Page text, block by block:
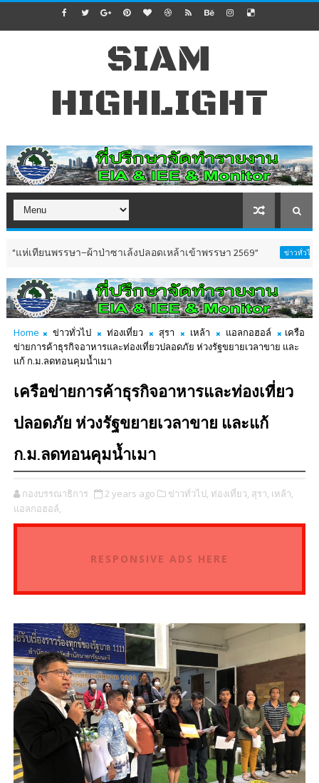
SIAM
HIGHLIGHT
รษา–ผ้าป่าซาเล้งปลอดเหล้าเข้าพรรษา 2569” ข่าวทั่วไป ชาววัด
Home ข่าวทั่วไป ท่องเที่ยว สุรา เหล้า แอลกอฮอล์
เครือ
ข่ายการค้าธุรกิจอาหารและท่องเที่ยวปลอดภัย ห่วงรัฐขยายเวลาขาย และ
แก้ ก.ม.ลดทอนคุมน้ำเมา
เครือข่ายการค้าธุรกิจอาหารและท่องเที่ยว
ปลอดภัย ห่วงรัฐขยายเวลาขาย และแก้
ก.ม.ลดทอนคุมน้ำเมา
กองบรรณาธิการ 2 years ago ข่าวทั่วไป, ท่องเที่ยว, สุรา, เหล้า,
แอลกอฮอล์,
RESPONSIVE ADS HERE